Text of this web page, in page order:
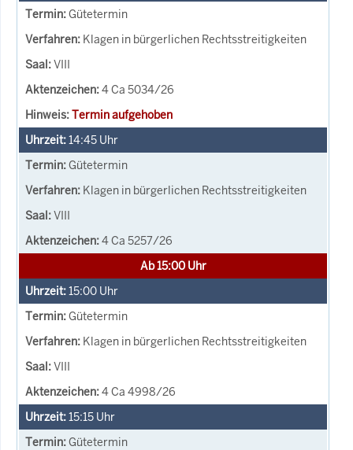
Gütetermin
Klagen in bürgerlichen Rechtsstreitigkeiten
VIII
4 Ca 5034/26
Termin aufgehoben
14:45 Uhr
Gütetermin
Klagen in bürgerlichen Rechtsstreitigkeiten
VIII
4 Ca 5257/26
Ab 15:00 Uhr
15:00 Uhr
Gütetermin
Klagen in bürgerlichen Rechtsstreitigkeiten
VIII
4 Ca 4998/26
15:15 Uhr
Gütetermin